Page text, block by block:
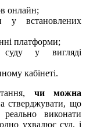
онлайн;
у встановлених
платформи;
суду у вигляді
кабінеті.
чи можна
стверджувати, що
виконати
ухвалює суд, і